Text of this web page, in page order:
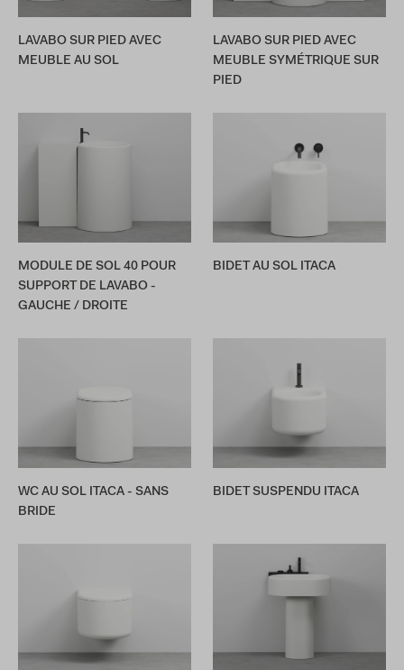
LAVABO SUR PIED AVEC
MEUBLE AU SOL
LAVABO SUR PIED AVEC
MEUBLE SYMÉTRIQUE SUR
PIED
MODULE DE SOL 40 POUR
SUPPORT DE LAVABO -
GAUCHE / DROITE
BIDET AU SOL ITACA
WC AU SOL ITACA - SANS
BRIDE
BIDET SUSPENDU ITACA